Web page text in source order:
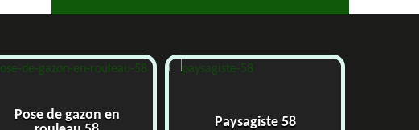
Pose de gazon en
Paysagiste 58